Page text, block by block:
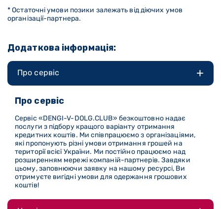
* Остаточні умови позики залежать від діючих умов
організації-партнера.
Додаткова інформація:
Про сервіс
Про сервіс
Сервіс «DENGI-V-DOLG.CLUB» безкоштовно надає
послуги з підбору кращого варіанту отримання
кредитних коштів. Ми співпрацюємо з організаціями,
які пропонують різні умови отримання грошей на
території всієї України. Ми постійно працюємо над
розширенням мережі компаній-партнерів. Завдяки
цьому, заповнюючи заявку на нашому ресурсі, Ви
отримуєте вигідні умови для одержання грошових
коштів!